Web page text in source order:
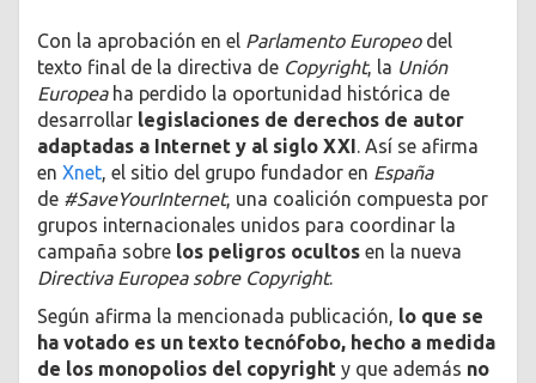
Con la aprobación en el Parlamento Europeodel
texto final de la directiva de Copyright, la Unión
Europeaha perdido la oportunidad histórica de
desarrollar legislaciones de derechos de autor
adaptadas a Internet y al siglo XXI. Así se afirma
en Xnet, el sitio del grupo fundador en España
de #SaveYourInternet, una coalición compuesta por
grupos internacionales unidos para coordinar la
campaña sobre los peligros ocultos en la nueva
Directiva Europea sobre Copyright.
Según afirma la mencionada publicación, lo que se
ha votado es un texto tecnófobo, hecho a medida
de los monopolios del copyright y que además no